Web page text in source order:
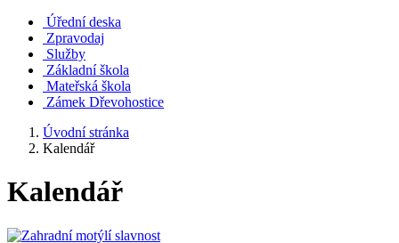
Úřední deska
Zpravodaj
Služby
Základní škola
Mateřská škola
Zámek Dřevohostice
Úvodní stránka
Kalendář
Kalendář